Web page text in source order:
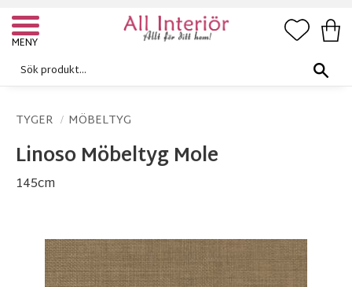
Meny
TYGER MÖBELTYG
Linoso Möbeltyg Mole
145cm